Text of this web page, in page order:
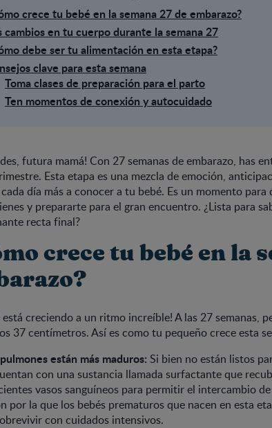
crece tu bebé en la semana 27 de embarazo?
cambios en tu cuerpo durante la semana 27
debe ser tu alimentación en esta etapa?
clave para esta semana
Toma clases de preparación para el parto
Ten momentos de conexión y autocuidado
futura mamá! Con 27 semanas de embarazo, has
Esta etapa es una mezcla de emoción,
día más a conocer a tu bebé. Es un momento
y prepararte para el gran encuentro. ¿Lista para
recta final?
crece tu bebé en la
está creciendo a un ritmo increíble! A las 27 semanas,
37 centímetros. Así es como tu pequeño crece esta
están más maduros: Si bien no están listos
con una sustancia llamada surfactante que
vasos sanguíneos para permitir el intercambio
por la que los bebés prematuros que nacen en esta
con cuidados intensivos.